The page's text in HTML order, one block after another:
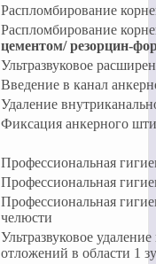
Распломбирование
Распломбирование
цементом/ резорцин-
Ультразвуковое
Введение в канал
Удаление
Фиксация анкерного
Профессиональная
Профессиональная
Профессиональная
челюсти
Ультразвуковое
отложений в области 1